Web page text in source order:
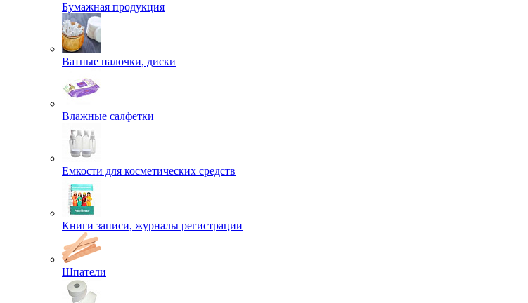
Бумажная продукция
Ватные палочки, диски
Влажные салфетки
Емкости для косметических средств
Книги записи, журналы регистрации
Шпатели